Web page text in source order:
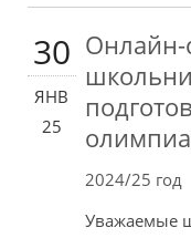
30
ЯНВ
25
Онлайн-
2024/25 год
Уважаемые